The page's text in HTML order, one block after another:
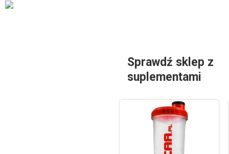
Sprawdź sklep z
suplementami